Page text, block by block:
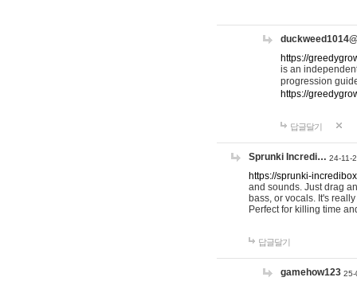
https://
is an
progression
https://
답글달기
Sprunki Incredi… 24-11-
https://sprunki-
and sounds. Just drag
bass, or vocals. It's
Perfect for killing time
답글달기
gamehow123 25-